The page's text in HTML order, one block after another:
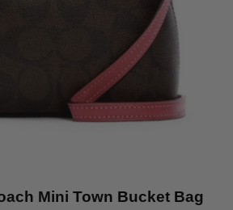
Mini Town Bucket Bag